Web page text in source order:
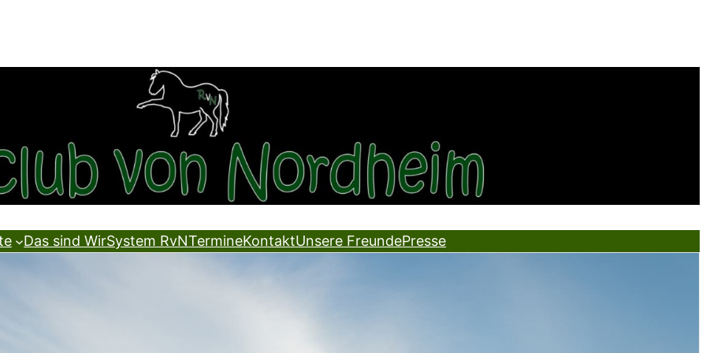
Das sind WirSystem RvNTermineKontaktUnsere FreundePresse